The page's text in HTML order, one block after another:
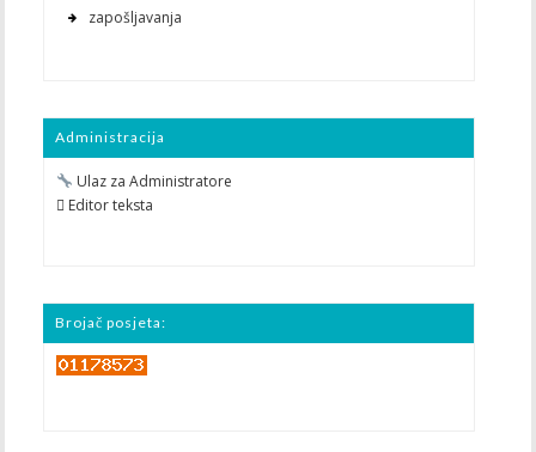
zapošljavanja
Administracija
Ulaz za Administratore
 Editor teksta
Brojač posjeta: